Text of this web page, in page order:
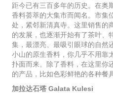
距今已有三百多年的历史。在奥
香料荟萃的大集市而闻名。市集
处，紧邻新清真寺。这里销售的
的发展，也逐渐开始有了茶叶、
集，最漂亮、最吸引眼球的自然
小山的原生香料，你几乎不用靠
扑面而来。除了香料，在这里你
的产品，比如色彩鲜艳的各种餐
加拉达石塔 Galata Kulesi